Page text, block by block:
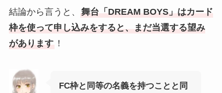
結論から言うと、
舞台「DREAM BOYS」はカード
枠を使って申し込みをすると、まだ当選する望み
があります ！
FC枠と同等の名義を持つことと同